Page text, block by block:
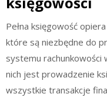
Pełna księgowość
które są niezbędne do
systemu
nich jest prowadzenie
wszystkie transakcje